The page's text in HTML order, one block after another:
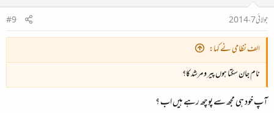
جولائی 7، 2014
#9
الف نظامی نے کہا:
نام جان سکتا ہوں پیر و مرشد کا؟
آپ خود ہی مجھ سے پوچھ رہے ہیں اب ؟